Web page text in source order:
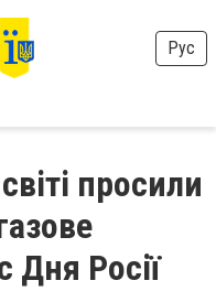
Рус
просили
Дня Росії